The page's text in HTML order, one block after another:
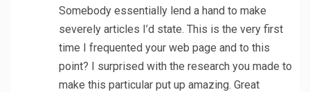
Somebody essentially lend a hand to make
severely articles I’d state. This is the very first
time I frequented your web page and to this
point? I surprised with the research you made to
make this particular put up amazing. Great